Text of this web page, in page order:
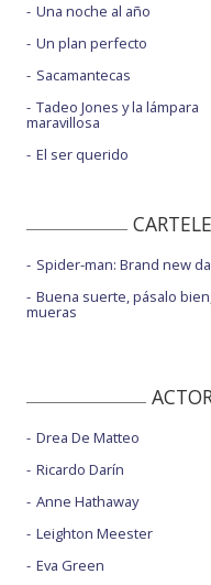
Una noche al año
Un plan perfecto
Sacamantecas
Tadeo Jones y la lámpara
maravillosa
El ser querido
Spider-man: Brand new
Buena suerte, pásalo
mueras
Drea De Matteo
Ricardo Darín
Anne Hathaway
Leighton Meester
Eva Green